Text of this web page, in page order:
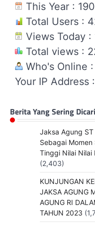
This Year :
Total Users :
Views Today :
Total views :
Who's Online
Your IP Address
Berita Yang Sering Dicari
Jaksa Agung
Sebagai Momen
Tinggi Nilai Nilai
(2,403)
KUNJUNGAN
JAKSA AGUNG
AGUNG RI
TAHUN 2023